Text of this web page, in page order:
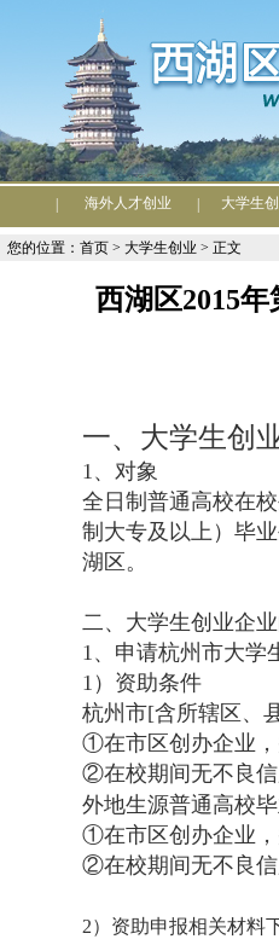
海外人才创业 大学生
您的位置：首页 > 大学生创业 > 正文
西湖区2015
一、大学生创
1、对象
全日制普通高校在
制大专及以上）毕
湖区。
二、大学生创业企
1、申请杭州市大学
1 ）资助条件
杭州市[含所辖区、
①在市区创办企业，
②在校期间无不良信
外地生源普通高校
①在市区创办企业，
②在校期间无不良信
2）资助申报相关材料